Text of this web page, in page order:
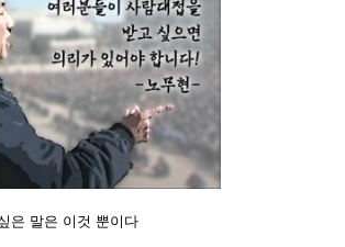
은 말은 이것 뿐이다